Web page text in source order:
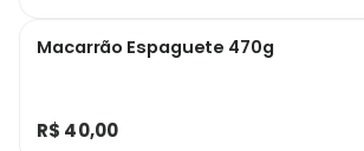
Macarrão Espaguete 470g
R$ 40,00